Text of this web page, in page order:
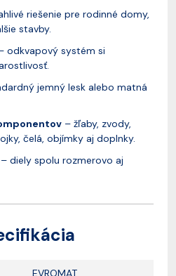
riešenie pre rodinné domy,
stavby.
odkvapový systém si
jemný lesk alebo matná
– žľaby, zvody,
čelá, objímky aj doplnky.
– diely spolu rozmerovo aj
EVROMAT